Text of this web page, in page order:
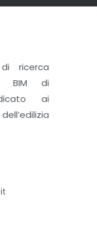
ricerca
BIM di
ai